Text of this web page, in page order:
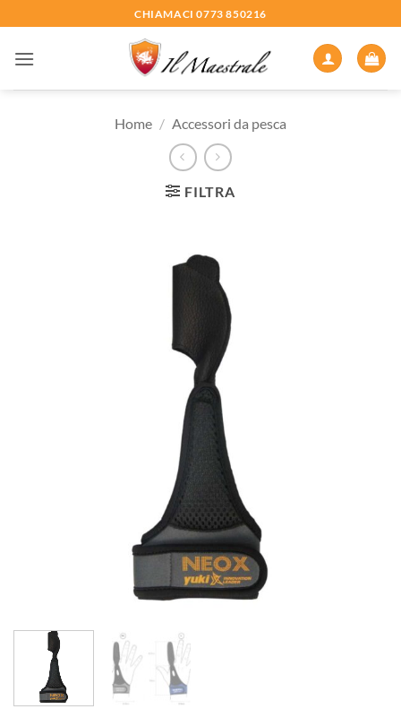
ai
contenuti
CHIAMACI 0773 850216
Home / Accessori da pesca
FILTRA